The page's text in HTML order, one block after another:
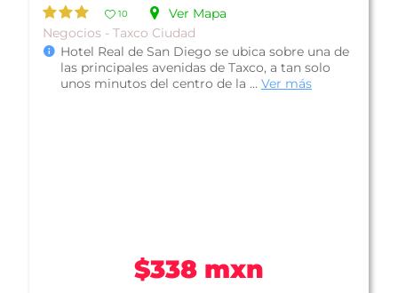
10
Ver Mapa
Boutique - Taxco Ciudad
De Cantera y Plata Hotel Boutique localizado
en la ciudad de Taxco, Guerrero; esta casa con
$1,600 mxn